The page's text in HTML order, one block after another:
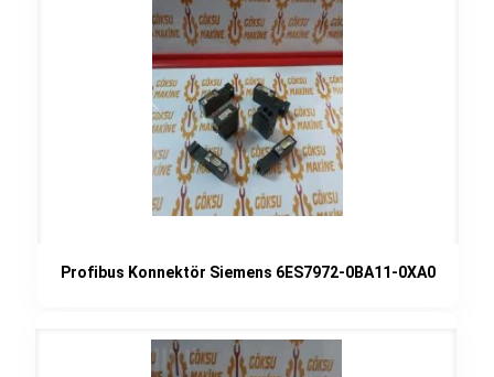
Profibus Konnektör Siemens 6ES7972-0BA11-0XA0